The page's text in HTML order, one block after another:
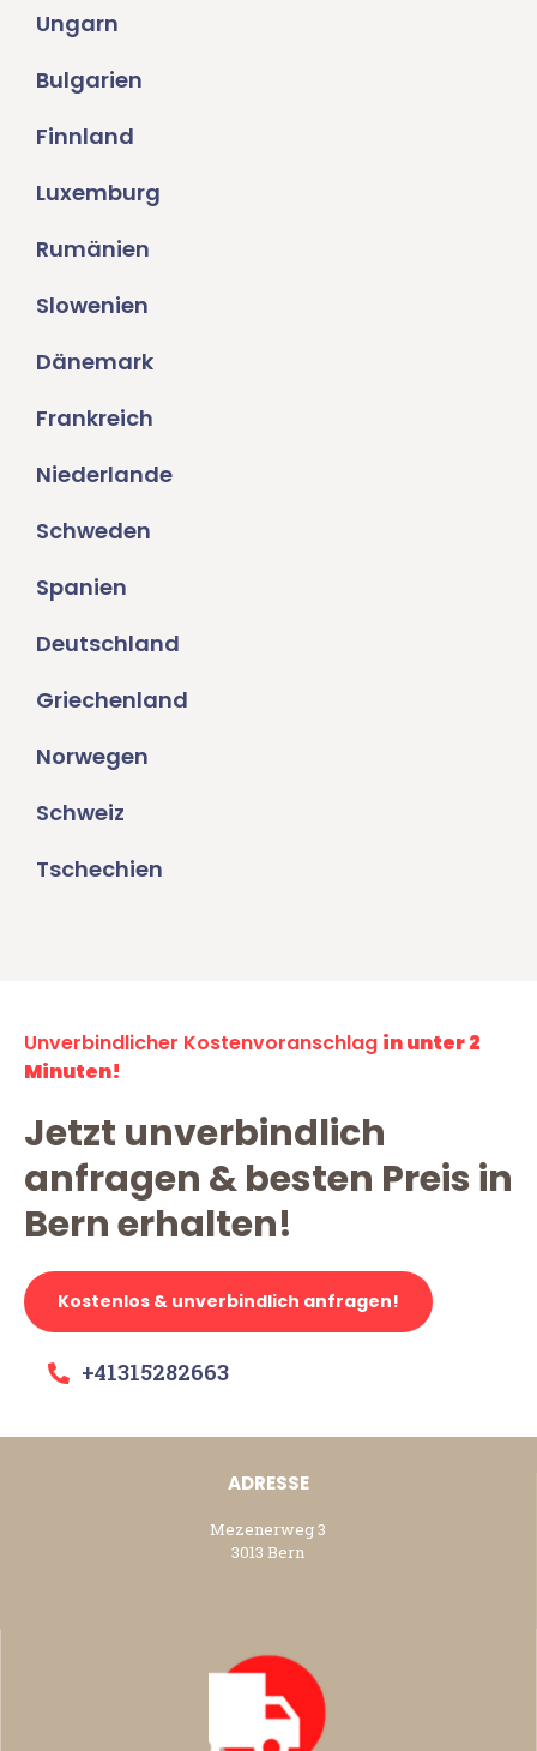
Ungarn
Bulgarien
Finnland
Luxemburg
Rumänien
Slowenien
Dänemark
Frankreich
Niederlande
Schweden
Spanien
Deutschland
Griechenland
Norwegen
Schweiz
Tschechien
Unverbindlicher Kostenvoranschlag in unter 2
Minuten!
Jetzt unverbindlich
anfragen & besten Preis in
Bern erhalten!
Kostenlos & unverbindlich anfragen!
+41315282663
ADRESSE
Mezenerweg 3
3013 Bern